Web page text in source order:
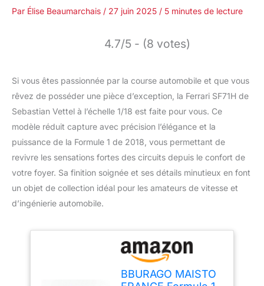
Par Élise Beaumarchais / 27 juin 2025 / 5 minutes de lecture
4.7/5 - (8 votes)
Si vous êtes passionnée par la course automobile et que vous
rêvez de posséder une pièce d’exception, la Ferrari SF71H de
Sebastian Vettel à l’échelle 1/18 est faite pour vous. Ce
modèle réduit capture avec précision l’élégance et la
puissance de la Formule 1 de 2018, vous permettant de
revivre les sensations fortes des circuits depuis le confort de
votre foyer. Sa finition soignée et ses détails minutieux en font
un objet de collection idéal pour les amateurs de vitesse et
d’ingénierie automobile.
BBURAGO MAISTO